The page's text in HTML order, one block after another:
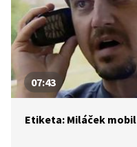
07:43
Etiketa: Miláček mobil